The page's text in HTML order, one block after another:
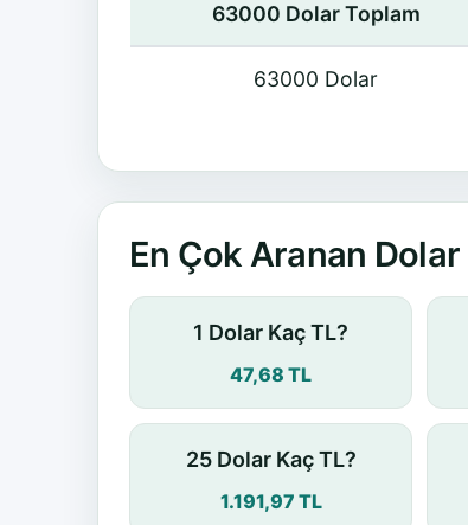
63000 Dolar Toplam
63000 Dolar
En Çok Aranan Dolar
1 Dolar Kaç TL?
47,68 TL
25 Dolar Kaç TL?
1.191,97 TL